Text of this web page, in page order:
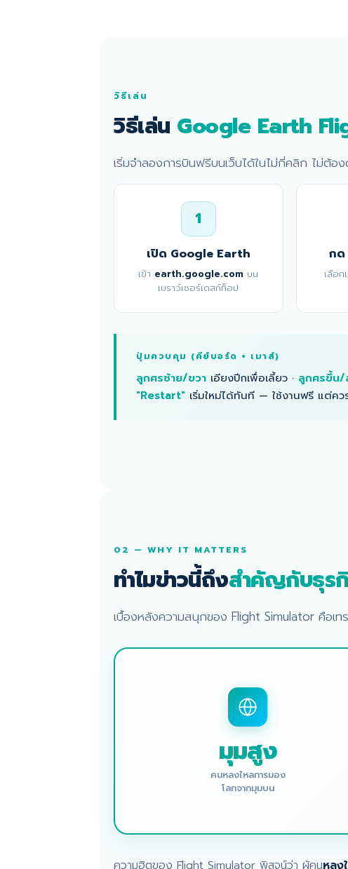
วิธีเล่น
วิธีเล่น Google Earth
เริ่มจำลองการบินฟรีบนเว็บได้ในไม่กี่คลิก ไม่ต้
1
เปิด Google Earth
เข้า earth.google.com บน
เบราว์เซอร์เดสก์ท็อป
กด
เลือก
ปุ่มควบคุม (คีย์บอร์ด + เมาส์)
ลูกศรซ้าย/ขวา เอียงปีกเพื่อเลี้ยว · ลูกศรขึ้น/
"Restart" เริ่มใหม่ได้ทันที — ใช้งานฟรี แต่ค
02 — WHY IT MATTERS
ทำไมข่าวนี้ถึงสำคัญกับธุร
เบื้องหลังความสนุกของ Flight Simulator คือเ
มุมสูง
คนหลงใหลการมอง
โลกจากมุมบน
ความฮิตของ Flight Simulator พิสูจน์ว่า ผู้คนหลง